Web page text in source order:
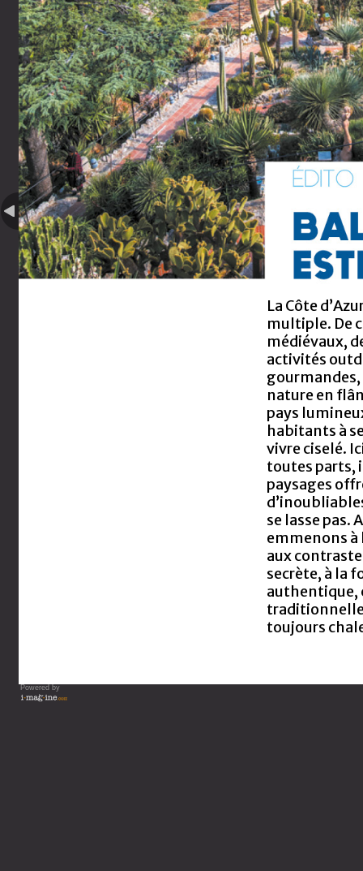
La Côte
multiple. De
médiévaux,
activités
gourmandes,
nature en
pays
habitants à
vivre ciselé.
toutes parts,
paysages
se lasse pas.
emmenons à
aux
secrète, à la
authentique,
toujours
Powered by